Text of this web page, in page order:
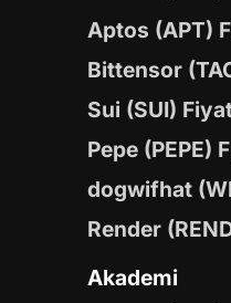
Aptos (APT)
Bittensor
Sui (SUI)
Pepe (PEPE)
dogwifhat
Render
Akademi